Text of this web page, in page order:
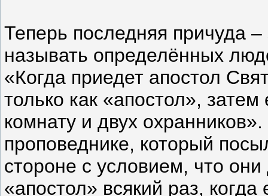
Теперь последняя причуда
называть определённых
«Когда приедет апостол
только как «апостол»,
комнату и двух
проповеднике, который
стороне с условием, что
«апостол» всякий раз,